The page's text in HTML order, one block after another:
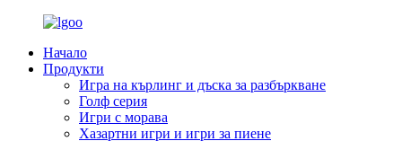
Начало
Продукти
Игра на кърлинг и дъска за разбъркване
Голф серия
Игри с морава
Хазартни игри и игри за пиене